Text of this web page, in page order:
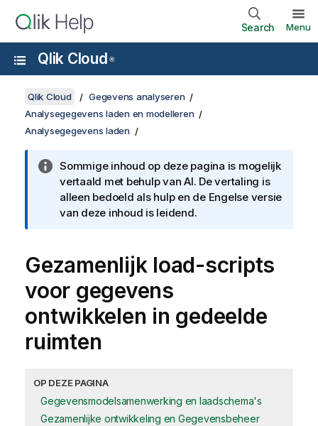
Search Menu
Qlik Cloud ®
Qlik Cloud
Gegevens analyseren
Analysegegevens laden en modelleren
Analysegegevens laden
Sommige inhoud op deze pagina is mogelijk
vertaald met behulp van AI. De vertaling is
alleen bedoeld als hulp en de Engelse versie
van deze inhoud is leidend.
Gezamenlijk load-scripts
voor gegevens
ontwikkelen in gedeelde
ruimten
OP DEZE PAGINA
Gegevensmodelsamenwerking en laadschema's
Gezamenlijke ontwikkeling en Gegevensbeheer